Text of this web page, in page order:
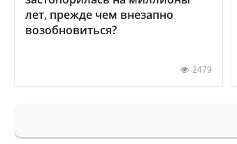
лет, прежде чем внезапно
возобновиться?
2479